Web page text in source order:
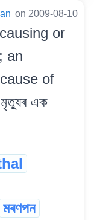
on 2009-08-10
causing or
an
of
মৃত্যুৰ এক
মৰণপন